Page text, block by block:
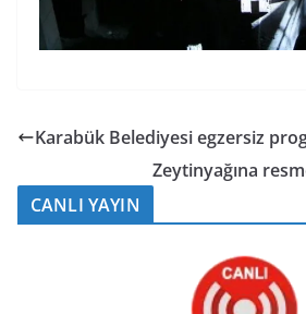
Karabük Belediyesi egzersiz
Zeytinyağına
CANLI YAYIN